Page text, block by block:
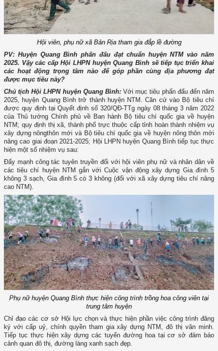
Hội viên, phụ nữ xã Bản Rịa tham gia đắp lề đường
PV: Huyện Quang Bình phấn đấu đạt chuẩn huyện NTM vào năm
2025. Vậy các cấp Hội LHPN huyện Quang Bình sẽ tiếp tục triển khai
các hoạt động trọng tâm nào để góp phần cùng địa phương đạt
được mục tiêu này?
Chủ tịch Hội LHPN huyện Quang Bình:Với mục tiêu phấn đấu đến năm
2025, huyện Quang Bình trở thành huyện NTM. Căn cứ vào Bộ tiêu chí
được quy định tại Quyết định số 320/QĐ-TTg ngày 08 tháng 3 năm 2022
của Thủ tướng Chính phủ về Ban hành Bộ tiêu chí quốc gia về huyện
NTM; quy định thị xã, thành phố trực thuộc cấp tỉnh hoàn thành nhiệm vụ
xây dựng nôngthôn mới và Bộ tiêu chí quốc gia về huyện nông thôn mới
nâng cao giai đoạn 2021-2025; Hội LHPN huyện Quang Bình tiếp tục thực
hiện một số nhiệm vụ sau:
Đẩy mạnh công tác tuyên truyền đối với hội viên phụ nữ và nhân dân về
các tiêu chí huyện NTM gắn với Cuộc vận động xây dựng Gia đình 5
không 3 sạch, Gia đình 5 có 3 không (đối với xã xây dựng tiêu chí nâng
cao NTM).
Phụ nữ huyện Quang Bình thực hiện công trình trồng hoa công viên tại
trung tâm huyện
Chỉ đạo các cơ sở Hội lực chọn và thực hiện phần việc công trình đăng
ký với cấp uỷ, chính quyền tham gia xây dựng NTM, đô thị văn minh.
Tiếp tục thực hiện xây dựng các tuyến đường hoa tại cơ sở đảm bảo
cảnh quan đô thị, đường làng xanh sạch đẹp.